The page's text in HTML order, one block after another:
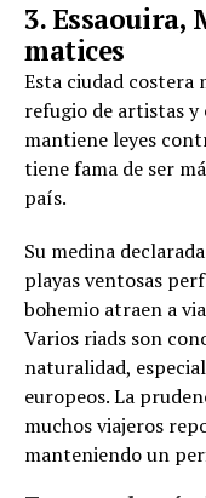
3. Essaouira,
matices
Esta ciudad
refugio de artistas
mantiene leyes
tiene fama de ser
país.
Su medina
playas ventosas
bohemio atraen a
Varios riads son
naturalidad,
europeos. La
muchos viajeros
manteniendo un